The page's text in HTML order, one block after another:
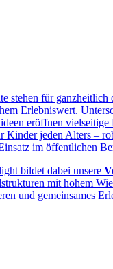
stehen für ganzheitlich
Erlebniswert.
eröffnen vielseitige
Kinder jeden Alters –
im öffentlichen
bildet dabei unsere
mit hohem
und gemeinsames